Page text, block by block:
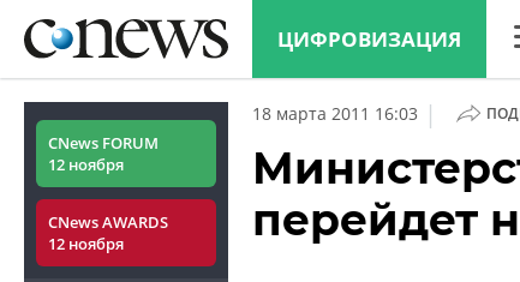
ЦИФРОВИЗАЦИЯ
CNews FORUM
12 ноября
CNews AWARDS
12 ноября
18 марта 2011 16:03 |
перейдет